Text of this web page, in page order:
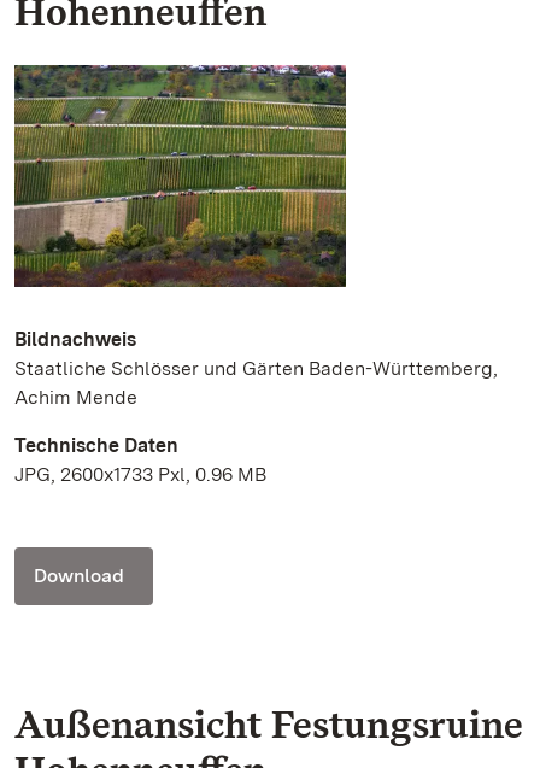
Hohenneuffen
Bildnachweis
Staatliche Schlösser und Gärten Baden-Württemberg,
Achim Mende
Technische Daten
JPG, 2600x1733 Pxl, 0.96 MB
Download
Außenansicht Festungsruine